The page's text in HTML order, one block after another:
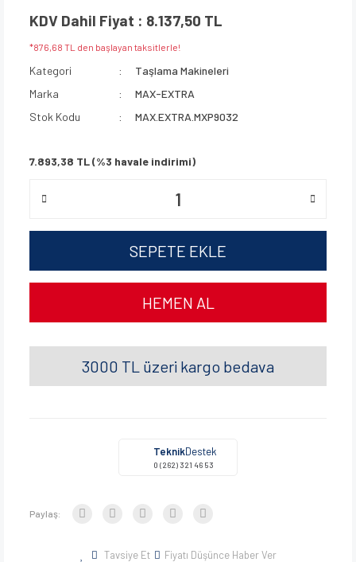
KDV Dahil Fiyat : 8.137,50 TL
*876,68 TL den başlayan taksitlerle!
Kategori
Taşlama Makineleri
Marka
MAX-EXTRA
Stok Kodu
MAX.EXTRA.MXP9032
7.893,38 TL (%3 havale indirimi)
SEPETE EKLE
HEMEN AL
3000 TL üzeri kargo bedava
TeknikDestek
0 (262) 321 46 53
Paylaş:
Tavsiye Et Fiyatı Düşünce Haber Ver